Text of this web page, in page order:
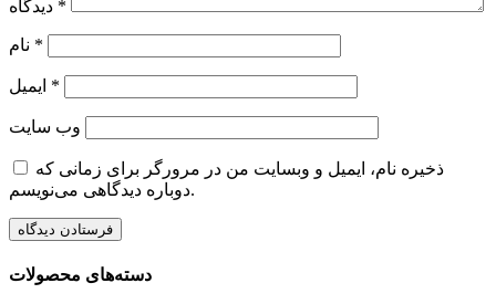
*
*
*
وب‌ سایت
ذخیره نام، ایمیل و وبسایت من در مرورگر برای زمانی که
دوباره دیدگاهی می‌نویسم.
دسته‌های محصولات